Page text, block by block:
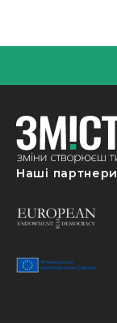
Наші партнери